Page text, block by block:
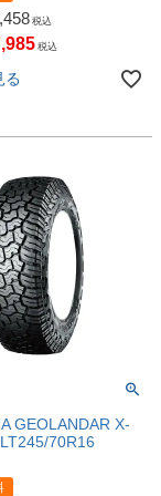
税込
税込
る
GEOLANDAR X-
70R16